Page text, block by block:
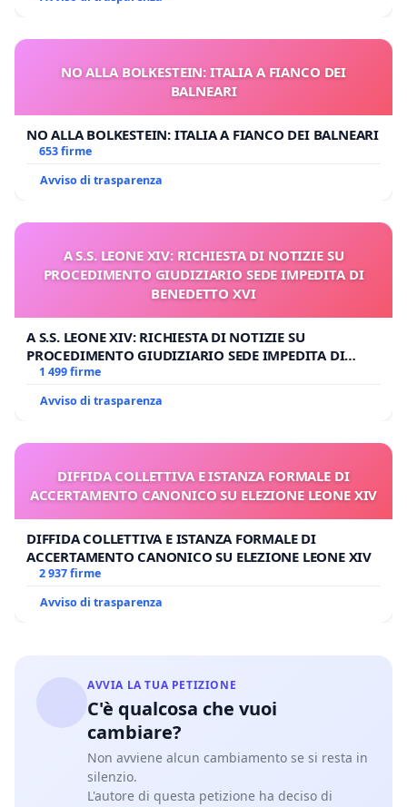
NO ALLA BOLKESTEIN: ITALIA A FIANCO DEI
BALNEARI
NO ALLA BOLKESTEIN: ITALIA A FIANCO DEI BALNEARI
653 firme
Avviso di trasparenza
A S.S. LEONE XIV: RICHIESTA DI NOTIZIE SU
PROCEDIMENTO GIUDIZIARIO SEDE IMPEDITA DI
BENEDETTO XVI
A S.S. LEONE XIV: RICHIESTA DI NOTIZIE SU
PROCEDIMENTO GIUDIZIARIO SEDE IMPEDITA DI
BENEDETTO XVI
1 499 firme
Avviso di trasparenza
DIFFIDA COLLETTIVA E ISTANZA FORMALE DI
ACCERTAMENTO CANONICO SU ELEZIONE LEONE XIV
DIFFIDA COLLETTIVA E ISTANZA FORMALE DI
ACCERTAMENTO CANONICO SU ELEZIONE LEONE XIV
2 937 firme
Avviso di trasparenza
AVVIA LA TUA PETIZIONE
C'è qualcosa che vuoi
cambiare?
Non avviene alcun cambiamento se si resta in
silenzio.
L'autore di questa petizione ha deciso di